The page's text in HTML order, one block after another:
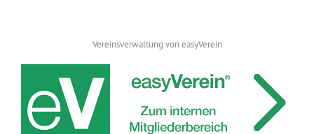
Vereinsverwaltung von easyVerein